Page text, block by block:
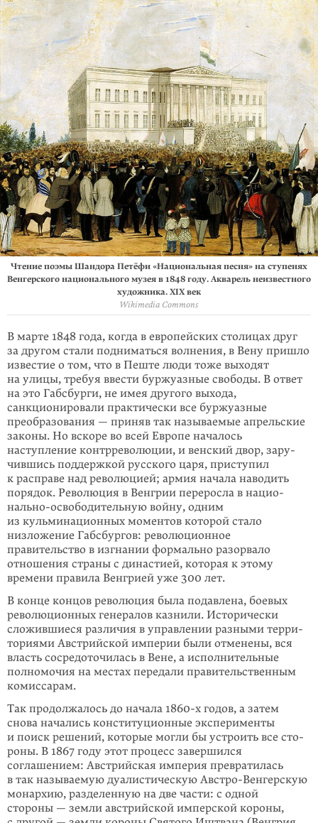
Чтение поэмы Шандора Петёфи «Национальная песня» на ступенях
Венгерского национального музея в 1848 году. Акварель неизвестного
художника. XIX век
Wikimedia Commons
В марте 1848 года, когда в европейских столицах друг
за другом стали подни­маться волнения, в Вену пришло
известие о том, что в Пеште люди тоже выходят
на улицы, требуя ввести буржуазные свободы. В ответ
на это Габсбур­ги, не имея другого выхода,
санкционировали практически все буржуазные
преобразования — приняв так называемые апрельские
законы. Но вскоре во всей Европе началось
наступление контрреволюции, и венский двор, зару­
чившись поддержкой русского царя, приступил
к расправе над революцией; армия начала наводить
порядок. Революция в Венгрии переросла в нацио­
нально-освободительную войну, одним
из кульминационных моментов кото­рой стало
низложение Габсбургов: революционное
правительство в изгнании формально разорвало
отношения страны с династией, которая к этому
времени правила Венгрией уже 300 лет.
В конце концов революция была подавлена, боевых
революционных генералов казнили. Исторически
сложившиеся различия в управлении разными терри­
ториями Австрийской империи были отменены, вся
власть сосредоточилась в Вене, а исполнительные
полномочия на местах передали правительственным
комиссарам.
Так продолжалось до начала 1860-х годов, а затем
снова начались конститу­цион­­ные эксперименты
и поиск решений, которые могли бы устроить все сто­
роны. В 1867 году этот процесс завершился
соглашением: Австрийская империя превратилась
в так называемую дуалистическую Австро-Венгерскую
монархию, разделенную на две части: с одной
стороны — земли австрийской имперской короны,